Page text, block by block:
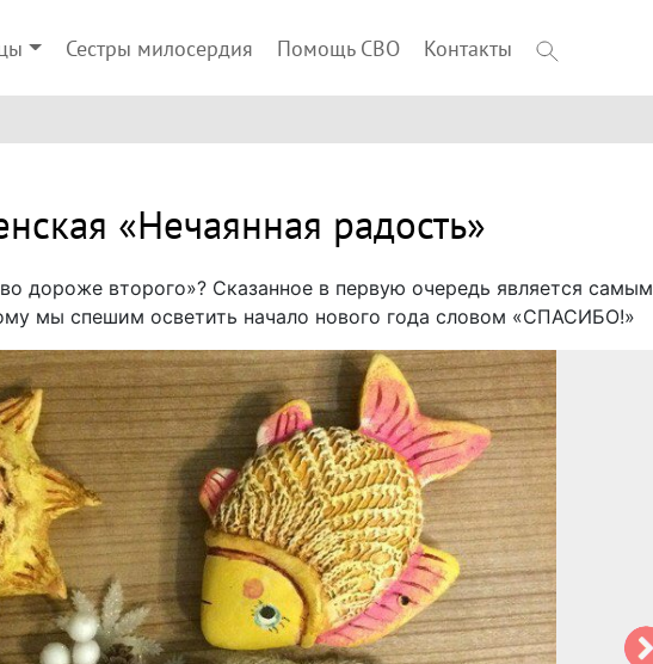
Сестры милосердия Помощь СВО Контакты
«Нечаянная радость»
дороже второго»? Сказанное в первую очередь является самым
мы спешим осветить начало нового года словом «СПАСИБО!»